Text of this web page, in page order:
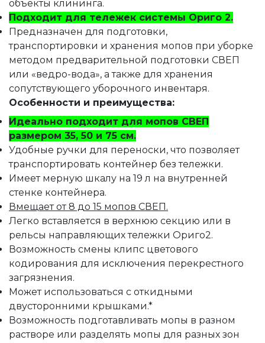
объекты клининга.
Подходит для тележек системы Ориго 2.
Предназначен для подготовки,
транспортировки и хранения мопов при уборке
методом предварительной подготовки СВЕП
или «ведро-вода», а также для хранения
сопутствующего уборочного инвентаря.
Особенности и преимущества:
Идеально подходит для мопов СВЕП
размером 35, 50 и 75 см.
Удобные ручки для переноски, что позволяет
транспортировать контейнер без тележки.
Имеет мерную шкалу на 19 л на внутренней
стенке контейнера.
Вмещает от 8 до 15 мопов СВЕП.
Легко вставляется в верхнюю секцию или в
рельсы направляющих тележки Ориго2.
Возможность смены клипс цветового
кодирования для исключения перекрестного
загрязнения.
Может использоваться с откидными
двусторонними крышками.*
Возможность подготавливать мопы в разном
растворе или разделять мопы для разных зон